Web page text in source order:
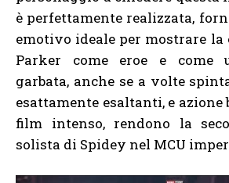
è perfettamente realizzata,
emotivo ideale per mostrare la
Parker come eroe e come
garbata, anche se a volte
esattamente esaltanti, e
film intenso, rendono la
solista di Spidey nel MCU